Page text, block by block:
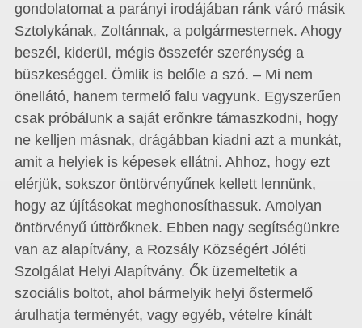
gondolatomat a parányi irodájában ránk váró másik
Sztolykának, Zoltánnak, a polgármesternek. Ahogy
beszél, kiderül, mégis összefér szerénység a
büszkeséggel. Ömlik is belőle a szó. – Mi nem
önellátó, hanem termelő falu vagyunk. Egyszerűen
csak próbálunk a saját erőnkre támaszkodni, hogy
ne kelljen másnak, drágábban kiadni azt a munkát,
amit a helyiek is képesek ellátni. Ahhoz, hogy ezt
elérjük, sokszor öntörvényűnek kellett lennünk,
hogy az újításokat meghonosíthassuk. Amolyan
öntörvényű úttörőknek. Ebben nagy segítségünkre
van az alapítvány, a Rozsály Községért Jóléti
Szolgálat Helyi Alapítvány. Ők üzemeltetik a
szociális boltot, ahol bármelyik helyi őstermelő
árulhatja terményét, vagy egyéb, vételre kínált